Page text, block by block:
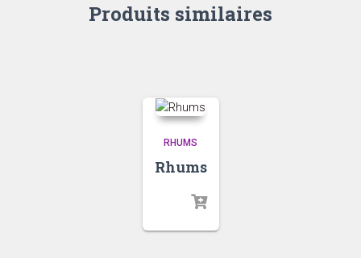
Produits similaires
RHUMS
Rhums